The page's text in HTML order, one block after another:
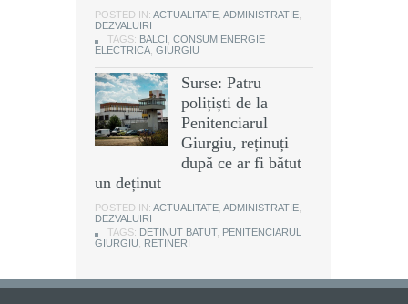
POSTED IN: ACTUALITATE ADMINISTRATIE
DEZVALUIRI
TAGS: BALCI CONSUM ENERGIE
ELECTRICA GIURGIU
Surse: Patru
polițiști de la
Penitenciarul
Giurgiu, reținuți
după ce ar fi bătut
un deținut
POSTED IN: ACTUALITATE ADMINISTRATIE
DEZVALUIRI
TAGS: DETINUT BATUT, PENITENCIARUL
GIURGIU
RETINERI